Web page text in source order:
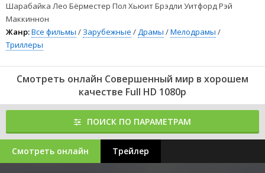
Шарабайка Лео Бёрместер Пол Хьюит Брэдли Уитфорд Рэй
Маккиннон
Жанр:Все фильмы / Зарубежные /Драмы /Мелодрамы /
Триллеры
Смотреть онлайн Совершенный мир в хорошем
качестве Full HD 1080p
ПОИСК ПО ПАРАМЕТРАМ
Смотреть онлайн Трейлер